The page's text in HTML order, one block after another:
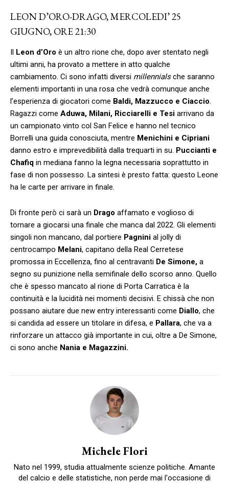
LEON D’ORO-DRAGO, MERCOLEDI’ 25
GIUGNO, ORE 21:30
Il Leon d’Oro è un altro rione che, dopo aver stentato negli
ultimi anni, ha provato a mettere in atto qualche
cambiamento. Ci sono infatti diversi millennialsche saranno
elementi importanti in una rosa che vedrà comunque anche
l’esperienza di giocatori come Baldi, Mazzucco e Ciaccio.
Ragazzi come Aduwa, Milani, Ricciarelli e Tesi arrivano da
un campionato vinto col San Felice e hanno nel tecnico
Borrelli una guida conosciuta, mentre Menichini e Cipriani
danno estro e imprevedibilità dalla trequarti in su. Puccianti e
Chafiq in mediana fanno la legna necessaria soprattutto in
fase di non possesso. La sintesi è presto fatta: questo Leone
ha le carte per arrivare in finale.
Di fronte però ci sarà un Drago affamato e voglioso di
tornare a giocarsi una finale che manca dal 2022. Gli elementi
singoli non mancano, dal portiere Pagnini al jolly di
centrocampo Melani, capitano della Real Cerretese
promossa in Eccellenza, fino al centravanti De Simone, a
segno su punizione nella semifinale dello scorso anno. Quello
che è spesso mancato al rione di Porta Carratica è la
continuità e la lucidità nei momenti decisivi. E chissà che non
possano aiutare due new entry interessanti come Diallo, che
si candida ad essere un titolare in difesa, e Pallara, che va a
rinforzare un attacco già importante in cui, oltre a De Simone,
ci sono anche Nania e Magazzini.
Michele Flori
Nato nel 1999, studia attualmente scienze politiche. Amante
del calcio e delle statistiche, non perde mai l'occasione di